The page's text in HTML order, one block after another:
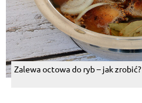
Zalewa octowa do ryb – jak zrobić?